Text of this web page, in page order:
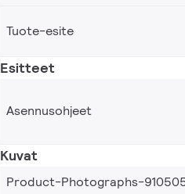
Tuote-esite
Esitteet
Asennusohjeet
Kuvat
Product-Photographs-